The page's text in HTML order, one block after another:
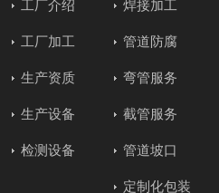
工厂介绍
工厂加工
生产资质
生产设备
检测设备
焊接加工
管道防腐
弯管服务
截管服务
管道坡口
定制化包装